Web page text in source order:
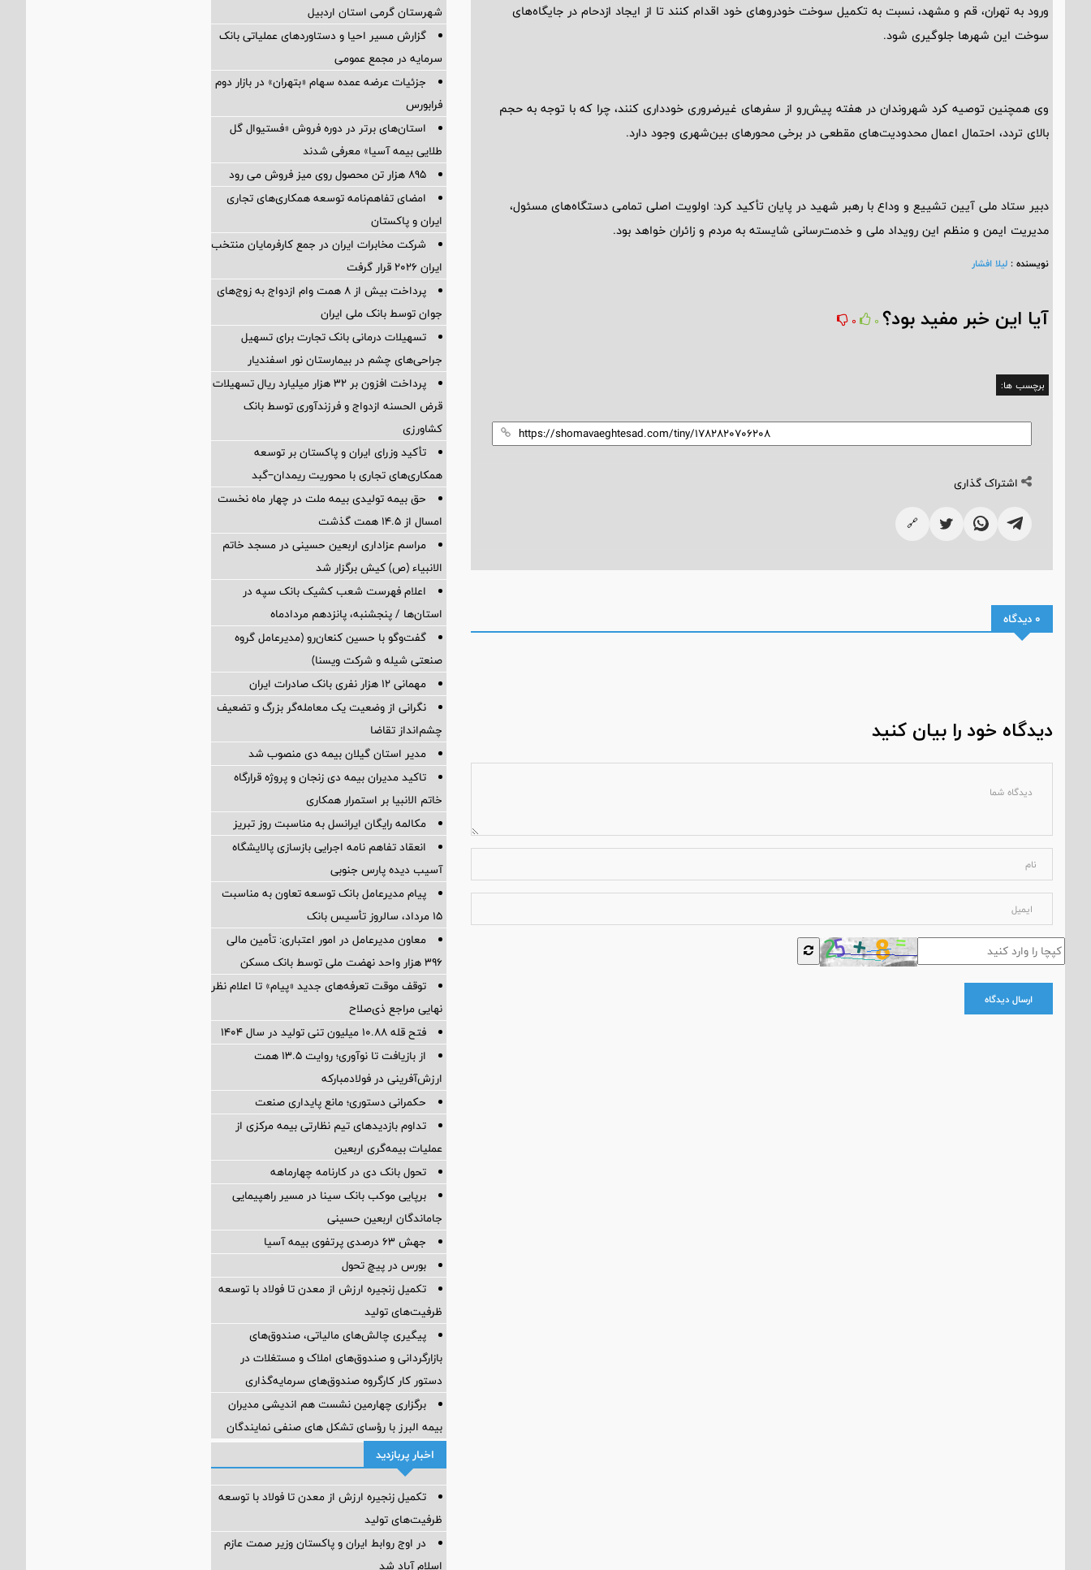
ورود به تهران، قم و مشهد، نسبت به تکمیل سوخت خودروهای خود اقدام کنند تا از ایجاد ازدحام در جایگاه‌های
سوخت این شهرها جلوگیری شود.
وی همچنین توصیه کرد شهروندان در هفته پیش‌رو از سفرهای غیرضروری خودداری کنند، چرا که با توجه به حجم
بالای تردد، احتمال اعمال محدودیت‌های مقطعی در برخی محورهای بین‌شهری وجود دارد.
دبیر ستاد ملی آیین تشییع و وداع با رهبر شهید در پایان تأکید کرد: اولویت اصلی تمامی دستگاه‌های مسئول،
مدیریت ایمن و منظم این رویداد ملی و خدمت‌رسانی شایسته به مردم و زائران خواهد بود.
نویسنده : لیلا افشار
آیا این خبر مفید بود؟ 0
0
برچسب ها:
اشتراک گذاری
🔗
0 دیدگاه
دیدگاه خود را بیان کنید
ارسال دیدگاه
شهرستان گرمی استان اردبیل
گزارش مسیر احیا و دستاوردهای عملیاتی بانک
سرمایه در مجمع عمومی
جزئیات عرضه عمده سهام «بتهران» در بازار دوم
فرابورس
استان‌های برتر در دوره فروش «فستیوال گل
طلایی بیمه آسیا» معرفی شدند
895 هزار تن محصول روی میز فروش می رود
امضای تفاهم‌نامه توسعه همکاری‌های تجاری
ایران و پاکستان
شرکت مخابرات ایران در جمع کارفرمایان منتخب
ایران ۲۰۲۶ قرار گرفت
پرداخت بیش از ۸ همت وام ازدواج به زوج‌های
جوان توسط بانک ملی ایران
تسهیلات درمانی بانک تجارت برای تسهیل
جراحی‌های چشم در بیمارستان نور اسفندیار
پرداخت افزون بر 32 هزار میلیارد ریال تسهیلات
قرض الحسنه ازدواج و فرزندآوری توسط بانک
کشاورزی
تأکید وزرای ایران و پاکستان بر توسعه
همکاری‌های تجاری با محوریت ریمدان–گبد
حق بیمه تولیدی بیمه ملت در چهار ماه نخست
امسال از 14.5 همت گذشت
مراسم عزاداری اربعین حسینی در مسجد خاتم
‌الانبیاء (ص) کیش برگزار شد
اعلام فهرست شعب کشیک بانک سپه در
استان‌ها / پنجشنبه، پانزدهم مردادماه
گفت‌وگو با حسین كنعان‌رو (مدیرعامل گروه
صنعتی شیله و شركت ویسنا)
مهمانی ۱۲ هزار نفری بانک صادرات ایران
نگرانی از وضعیت یک معامله‌گر بزرگ و تضعیف
چشم‌انداز تقاضا
مدیر استان گیلان بیمه دی منصوب شد
تاکید مدیران بیمه دی زنجان و پروژه قرارگاه
خاتم الانبیا بر استمرار همکاری
مکالمه رایگان ایرانسل به مناسبت روز تبریز
انعقاد تفاهم نامه اجرایی بازسازی پالایشگاه
آسیب دیده پارس جنوبی
پیام مدیرعامل بانک توسعه تعاون به مناسبت
15 مرداد، سالروز تأسیس بانک
معاون مدیرعامل در امور اعتباری: تأمین مالی
۳۹۶ هزار واحد نهضت ملی توسط بانک مسکن
توقف موقت تعرفه‌های جدید «پیام» تا اعلام نظر
نهایی مراجع ذی‌صلاح
فتح قله ۱۰.۸۸ میلیون تنی تولید در سال ۱۴۰۴
از بازیافت تا نوآوری؛ روایت ۱۳.۵ همت
ارزش‌آفرینی در فولادمبارکه
حکمرانی دستوری؛ مانع پایداری صنعت
تداوم بازدیدهای تیم نظارتی بیمه مرکزی از
عملیات بیمه‌گری اربعین
تحول بانک دی در کارنامه چهارماهه
برپایی موکب بانک سینا در مسیر راهپیمایی
جاماندگان اربعین حسینی
جهش ۶۳ درصدی پرتفوی بیمه آسیا
بورس در پیچ تحول
تکمیل زنجیره ارزش از معدن تا فولاد با توسعه
ظرفیت‌های تولید
پیگیری چالش‌های مالیاتی، صندوق‌های
بازارگردانی و صندوق‌های املاک و مستغلات در
دستور کار کارگروه صندوق‌های سرمایه‌گذاری
برگزاری چهارمین نشست هم اندیشی مدیران
بیمه البرز با رؤسای تشکل های صنفی نمایندگان
اخبار پربازدید
تکمیل زنجیره ارزش از معدن تا فولاد با توسعه
ظرفیت‌های تولید
در اوج روابط ایران و پاکستان وزیر صمت عازم
اسلام آباد شد